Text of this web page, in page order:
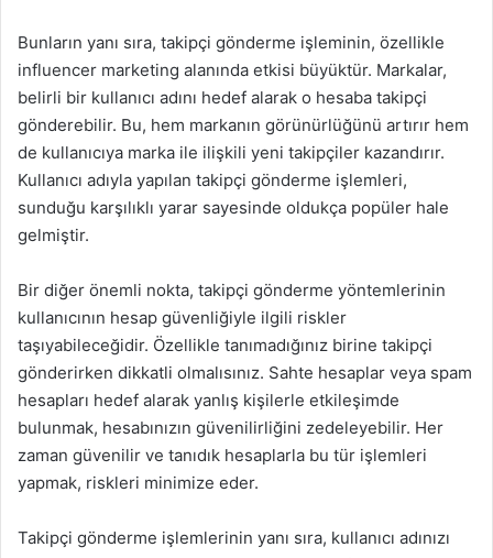
Bunların yanı sıra, takipçi gönderme işleminin, özellikle
influencer marketing alanında etkisi büyüktür. Markalar,
belirli bir kullanıcı adını hedef alarak o hesaba takipçi
gönderebilir. Bu, hem markanın görünürlüğünü artırır hem
de kullanıcıya marka ile ilişkili yeni takipçiler kazandırır.
Kullanıcı adıyla yapılan takipçi gönderme işlemleri,
sunduğu karşılıklı yarar sayesinde oldukça popüler hale
gelmiştir.
Bir diğer önemli nokta, takipçi gönderme yöntemlerinin
kullanıcının hesap güvenliğiyle ilgili riskler
taşıyabileceğidir. Özellikle tanımadığınız birine takipçi
gönderirken dikkatli olmalısınız. Sahte hesaplar veya spam
hesapları hedef alarak yanlış kişilerle etkileşimde
bulunmak, hesabınızın güvenilirliğini zedeleyebilir. Her
zaman güvenilir ve tanıdık hesaplarla bu tür işlemleri
yapmak, riskleri minimize eder.
Takipçi gönderme işlemlerinin yanı sıra, kullanıcı adınızı